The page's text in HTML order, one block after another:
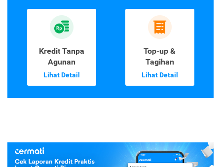
Kredit Tanpa
Agunan
Lihat Detail
Top-up &
Tagihan
Lihat Detail